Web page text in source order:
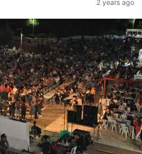
2 years ago